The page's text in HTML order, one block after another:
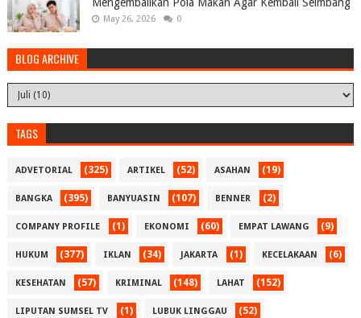
May 26, 2026 0
BLOG ARCHIVE
TAGS
ADVETORIAL (325) ARTIKEL (52) ASAHAN (19)
BANGKA (395) BANYUASIN (107) BENNER (2)
COMPANY PROFILE (1) EKONOMI (60) EMPAT LAWANG (9)
HUKUM (377) IKLAN (34) JAKARTA (1) KECELAKAAN (6)
KESEHATAN (57) KRIMINAL (148) LAHAT (152)
LIPUTAN SUMSEL TV (1) LUBUK LINGGAU (52)